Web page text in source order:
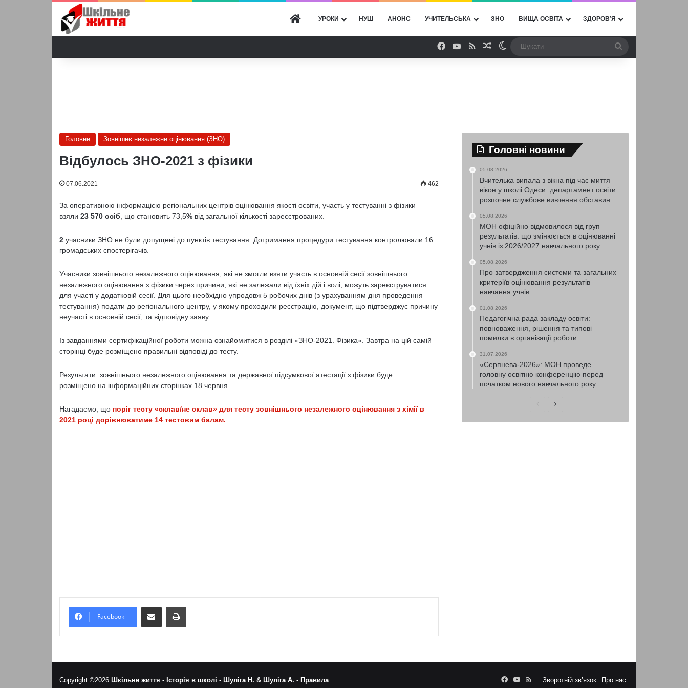
ГОЛОВНА
УРОКИ НУШ АНОНС УЧИТЕЛЬСЬКА ЗНО ВИЩА ОСВІТА ЗДОРОВ’Я
Facebook
YouTube
RSSВипадкова стаття
Switch skin
Головне Зовнішнє незалежне оцінювання (ЗНО)
Відбулось ЗНО-2021 з фізики
07.06.2021 462
За оперативною інформацією регіональних центрів оцінювання якості освіти, участь у тестуванні з фізики
взяли 23 570 осіб , що становить 73,5%від загальної кількості зареєстрованих.
2учасники ЗНО не були допущені до пунктів тестування. Дотримання процедури тестування контролювали 16
громадських спостерігачів.
Учасники зовнішнього незалежного оцінювання, які не змогли взяти участь в основній сесії зовнішнього
незалежного оцінювання з фізики через причини, які не залежали від їхніх дій і волі, можуть зареєструватися
для участі у додатковій сесії. Для цього необхідно упродовж 5 робочих днів (з урахуванням дня проведення
тестування) подати до регіонального центру, у якому проходили реєстрацію, документ, що підтверджує причину
неучасті в основній сесії, та відповідну заяву.
Із завданнями сертифікаційної роботи можна ознайомитися в розділі «ЗНО-2021. Фізика». Завтра на цій самій
сторінці буде розміщено правильні відповіді до тесту.
Результати зовнішнього незалежного оцінювання та державної підсумкової атестації з фізики буде
розміщено на інформаційних сторінках 18 червня.
Нагадаємо, що поріг тесту «склав/не склав» для тесту зовнішнього незалежного оцінювання з хімії в
2021 році дорівнюватиме 14 тестовим балам.
Facebook
Надіслати електронною поштоюНадрукувати
Головні новини
05.08.2026
Вчителька випала з вікна під час миття
вікон у школі Одеси: департамент освіти
розпочне службове вивчення обставин
05.08.2026
МОН офіційно відмовилося від груп
результатів: що змінюється в оцінюванні
учнів із 2026/2027 навчального року
05.08.2026
Про затвердження системи та загальних
критеріїв оцінювання результатів
навчання учнів
01.08.2026
Педагогічна рада закладу освіти:
повноваження, рішення та типові
помилки в організації роботи
31.07.2026
«Серпнева-2026»: МОН проведе
головну освітню конференцію перед
початком нового навчального року
ПопередняНаступна
Copyright ©2026 Шкільне життя - Історія в школі - Шуліга Н. & Шуліга А. - Правила Зворотній зв’язок Про нас
FacebookYouTube
RSS